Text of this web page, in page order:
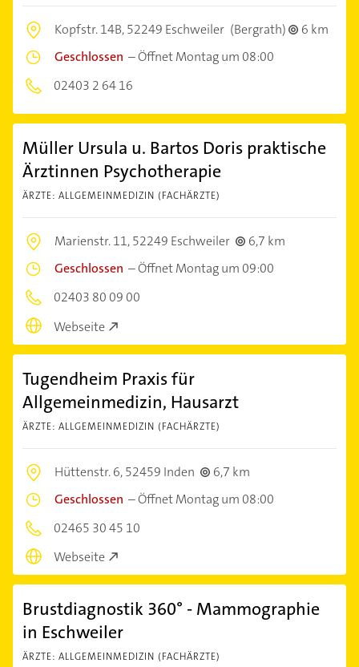
Kopfstr. 14B,52249 Eschweiler (Bergrath)
6 km
Geschlossen –Öffnet Montag um 08:00
02403 2 64 16
Müller Ursula u. Bartos Doris praktische
Ärztinnen Psychotherapie
ÄRZTE: ALLGEMEINMEDIZIN (FACHÄRZTE)
Marienstr. 11,52249 Eschweiler
6,7 km
Geschlossen –Öffnet Montag um 09:00
02403 80 09 00
Webseite
Tugendheim Praxis für
Allgemeinmedizin, Hausarzt
ÄRZTE: ALLGEMEINMEDIZIN (FACHÄRZTE)
Hüttenstr. 6,52459 Inden
6,7 km
Geschlossen –Öffnet Montag um 08:00
02465 30 45 10
Webseite
Brustdiagnostik 360° - Mammographie
in Eschweiler
ÄRZTE: ALLGEMEINMEDIZIN (FACHÄRZTE)